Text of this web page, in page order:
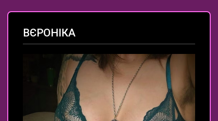
ВЄРОНІКА